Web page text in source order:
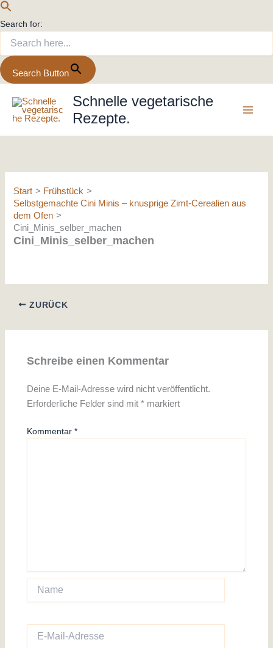
Search for:
Search Button
Inhalt
springen
Schnelle vegetarische
Rezepte.
Start
Frühstück
Selbstgemachte Cini Minis – knusprige Zimt-Cerealien aus
dem Ofen
Cini_Minis_selber_machen
Cini_Minis_selber_machen
ZURÜCK
Schreibe einen Kommentar
Deine E-Mail-Adresse wird nicht veröffentlicht.
Erforderliche Felder sind mit* markiert
Kommentar*
Name
Mail-